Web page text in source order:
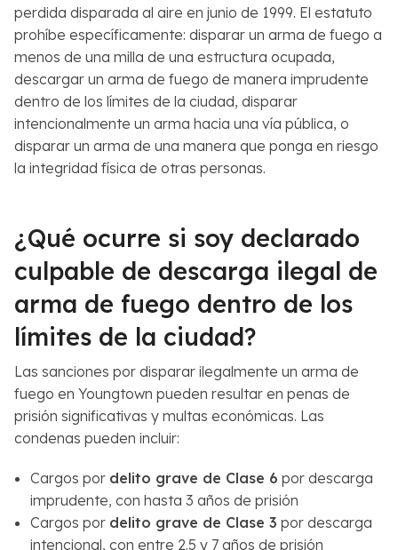
perdida disparada al aire en junio de 1999. El estatuto
prohíbe específicamente: disparar un arma de fuego a
menos de una milla de una estructura ocupada,
descargar un arma de fuego de manera imprudente
dentro de los límites de la ciudad, disparar
intencionalmente un arma hacia una vía pública, o
disparar un arma de una manera que ponga en riesgo
la integridad física de otras personas.
¿Qué ocurre si soy declarado
culpable de descarga ilegal de
arma de fuego dentro de los
límites de la ciudad?
Las sanciones por disparar ilegalmente un arma de
fuego en Youngtown pueden resultar en penas de
prisión significativas y multas económicas. Las
condenas pueden incluir:
Cargos por delito grave de Clase 6 por descarga
imprudente, con hasta 3 años de prisión
Cargos por delito grave de Clase 3 por descarga
intencional, con entre 2.5 y 7 años de prisión